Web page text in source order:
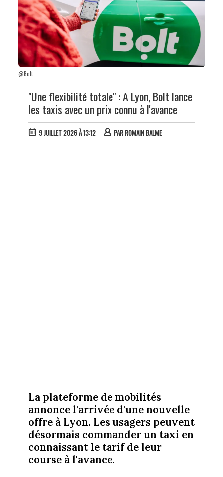
@Bolt
"Une flexibilité totale" : A Lyon, Bolt lance
les taxis avec un prix connu à l'avance
9 JUILLET 2026 À 13:12 PARROMAIN BALME
La plateforme de mobilités
annonce l'arrivée d'une nouvelle
offre à Lyon. Les usagers peuvent
désormais commander un taxi en
connaissant le tarif de leur
course à l'avance.